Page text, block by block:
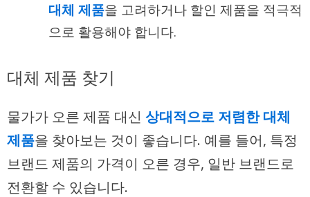
대체 제품을 고려하거나 할인 제품을 적극적
으로 활용해야 합니다.
대체 제품 찾기
물가가 오른 제품 대신 상대적으로 저렴한 대체
제품을 찾아보는 것이 좋습니다. 예를 들어, 특정
브랜드 제품의 가격이 오른 경우, 일반 브랜드로
전환할 수 있습니다.